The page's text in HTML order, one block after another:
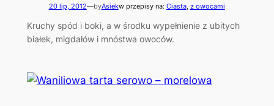
20 lip, 2012—byAsiekw przepisy na: Ciasta, z owocami
Kruchy spód i boki, a w środku wypełnienie z ubitych
białek, migdałów i mnóstwa owoców.